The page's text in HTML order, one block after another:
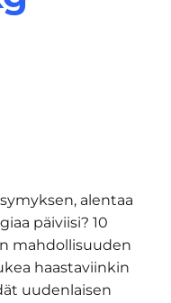
alentaa
päiviisi? 10
mahdollisuuden
haastaviinkin
uudenlaisen